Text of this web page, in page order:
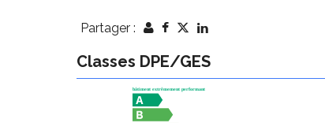
Partager :
Classes DPE/GES